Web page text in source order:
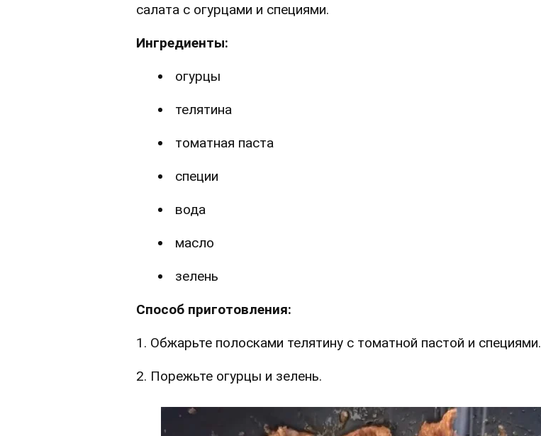
салата с огурцами и специями.
Ингредиенты:
огурцы
телятина
томатная паста
специи
вода
масло
зелень
Способ приготовления:
1. Обжарьте полосками телятину с томатной пастой и специями.
2. Порежьте огурцы и зелень.